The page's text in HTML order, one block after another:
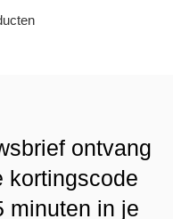
ontvang
kortingscode
minuten in je